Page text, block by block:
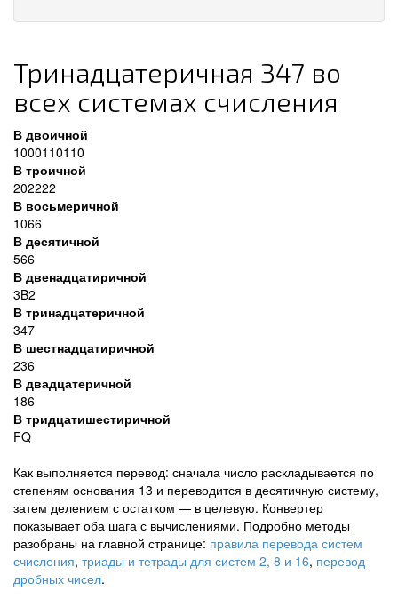
Тринадцатеричная 347 во
всех системах счисления
В двоичной
1000110110
В троичной
202222
В восьмеричной
1066
В десятичной
566
В двенадцатиричной
3B2
В тринадцатеричной
347
В шестнадцатиричной
236
В двадцатеричной
186
В тридцатишестиричной
FQ
Как выполняется перевод: сначала число раскладывается по
степеням основания 13 и переводится в десятичную систему,
затем делением с остатком — в целевую. Конвертер
показывает оба шага с вычислениями. Подробно методы
разобраны на главной странице: правила перевода систем
счисления, триады и тетрады для систем 2, 8 и 16, перевод
дробных чисел.